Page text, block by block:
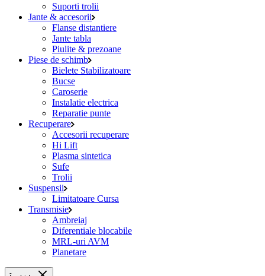
Suporti trolii
Jante & accesorii
Flanse distantiere
Jante tabla
Piulite & prezoane
Piese de schimb
Bielete Stabilizatoare
Bucse
Caroserie
Instalatie electrica
Reparatie punte
Recuperare
Accesorii recuperare
Hi Lift
Plasma sintetica
Sufe
Trolii
Suspensii
Limitatoare Cursa
Transmisie
Ambreiaj
Diferentiale blocabile
MRL-uri AVM
Planetare